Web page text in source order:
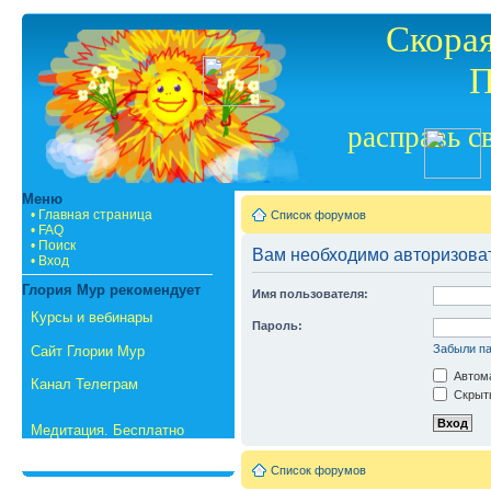
расправь
Меню
• Главная страница
• FAQ
• Поиск
• Вход
Глория Мур рекомендует
Курсы и вебинары
Сайт Глории Мур
Канал Телеграм
Медитация. Бесплатно
Список форумов
Вам необходимо
Имя пользователя:
Пароль:
Забыли
Список форумов